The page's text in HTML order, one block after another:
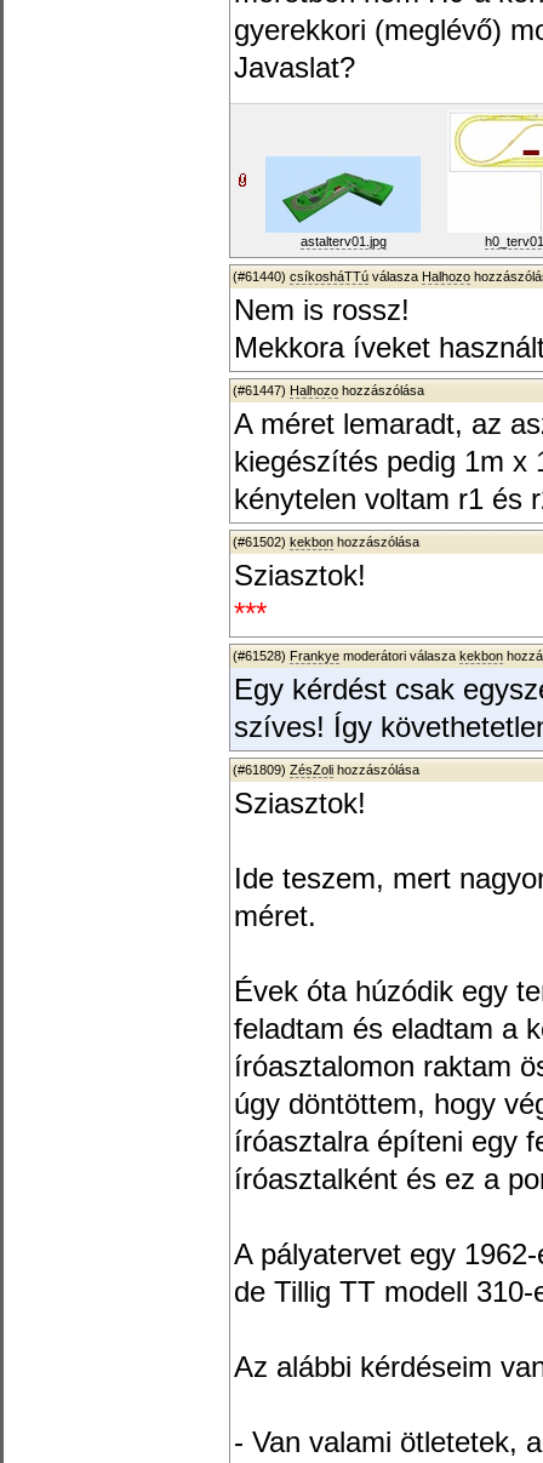
gyerekkori (meglévő)
Javaslat?
astalterv01.jpg
(#61440) csíkosháTTú válasza Halhozo
Nem is rossz!
Mekkora íveket
(#61447) Halhozo hozzászólása
A méret lemaradt, az
kiegészítés pedig 1m x
kénytelen voltam r1 és
(#61502) kekbon hozzászólása
Sziasztok!
***
(#61528) Frankye moderátori válasza kekbon
Egy kérdést csak
szíves! Így
(#61809) ZésZoli hozzászólása
Sziasztok!
Ide teszem, mert
méret.
Évek óta húzódik egy
feladtam és eladtam a
íróasztalomon raktam
úgy döntöttem, hogy
íróasztalra építeni egy
íróasztalként és ez a
A pályatervet egy
de Tillig TT modell
Az alábbi kérdéseim
- Van valami ötletetek,